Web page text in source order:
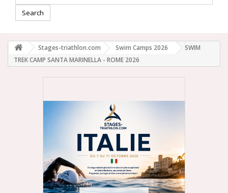
Search
Stages-triathlon.com Swim Camps 2026
SWIM
TREK CAMP SANTA MARINELLA - ROME 2026